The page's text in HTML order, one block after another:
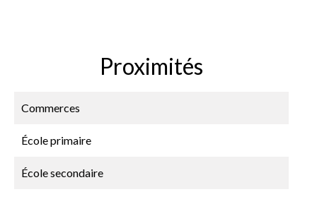
Proximités
Commerces
École primaire
École secondaire